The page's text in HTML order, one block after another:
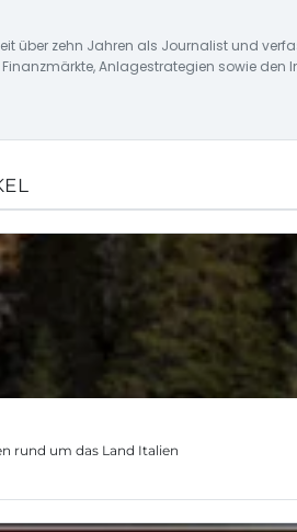
über zehn Jahren als Journalist und
Anlagestrategien sowie
rund um das Land Italien